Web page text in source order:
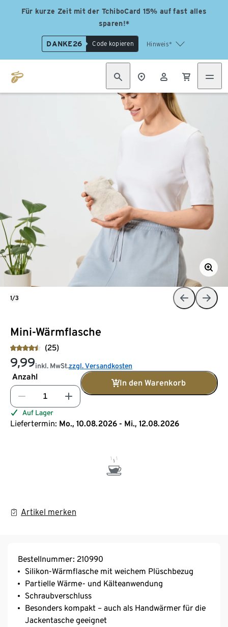
Für kurze Zeit mit der TchiboCard 15% auf fast alles
sparen!*
DANKE26 Code kopieren Hinweis*
Mini-Wärmflasche
(25)
9,99inkl. MwSt.zzgl. Versandkosten
Anzahl
In den Warenkorb
Auf Lager
Liefertermin: Mo., 10.08.2026 - Mi., 12.08.2026
Artikel merken
1/3
Bestellnummer: 210990
Silikon-Wärmflasche mit weichem Plüschbezug
Partielle Wärme- und Kälteanwendung
Schraubverschluss
Besonders kompakt – auch als Handwärmer für die
Jackentasche geeignet